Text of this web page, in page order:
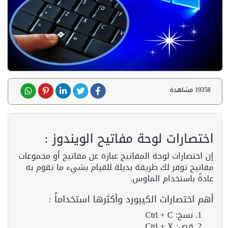
19358 مشاهدة
اختصارات لوحة مفاتيح الويندوز :
إن اختصارات لوحة المفاتيح عبارة عن مفاتيح أو مجموعات
مفاتيح توفر لك طريقة بديلة للقيام بشيء ما تقوم به
عادةً باستخدام الماوس.
أهم اختصارات الكيبورد وأكثرها استخداماً :
نسخ: Ctrl + C